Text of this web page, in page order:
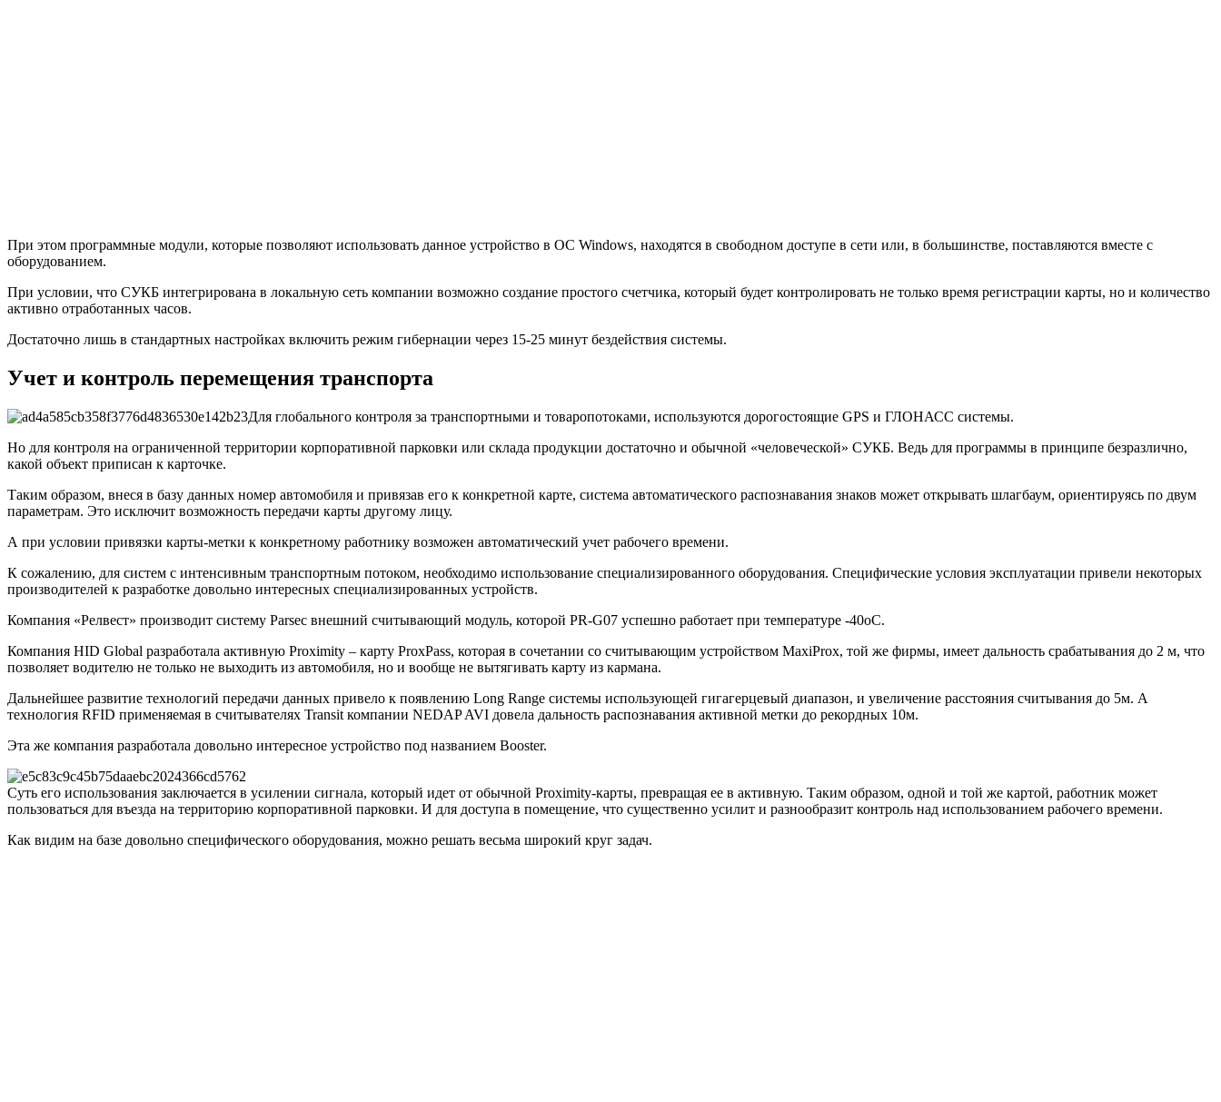
При этом программные модули, которые позволяют использовать данное устройство в ОС Windows, находятся в свободном доступе в сети или, в большинстве, поставляются вместе с
оборудованием.
При условии, что СУКБ интегрирована в локальную сеть компании возможно создание простого счетчика, который будет контролировать не только время регистрации карты, но и количество
активно отработанных часов.
Достаточно лишь в стандартных настройках включить режим гибернации через 15-25 минут бездействия системы.
Учет и контроль перемещения транспорта
Для глобального контроля за транспортными и товаропотоками, используются дорогостоящие GPS и ГЛОНАСС системы.
Но для контроля на ограниченной территории корпоративной парковки или склада продукции достаточно и обычной «человеческой» СУКБ. Ведь для программы в принципе безразлично,
какой объект приписан к карточке.
Таким образом, внеся в базу данных номер автомобиля и привязав его к конкретной карте, система автоматического распознавания знаков может открывать шлагбаум, ориентируясь по двум
параметрам. Это исключит возможность передачи карты другому лицу.
А при условии привязки карты-метки к конкретному работнику возможен автоматический учет рабочего времени.
К сожалению, для систем с интенсивным транспортным потоком, необходимо использование специализированного оборудования. Специфические условия эксплуатации привели некоторых
производителей к разработке довольно интересных специализированных устройств.
Компания «Релвест» производит систему Parsec внешний считывающий модуль, которой PR-G07 успешно работает при температуре -40oС.
Компания HID Global разработала активную Proximity – карту ProxPass, которая в сочетании со считывающим устройством MaxiProx, той же фирмы, имеет дальность срабатывания до 2 м, что
позволяет водителю не только не выходить из автомобиля, но и вообще не вытягивать карту из кармана.
Дальнейшее развитие технологий передачи данных привело к появлению Long Range системы использующей гигагерцевый диапазон, и увеличение расстояния считывания до 5м. А
технология RFID применяемая в считывателях Transit компании NEDAP AVI довела дальность распознавания активной метки до рекордных 10м.
Эта же компания разработала довольно интересное устройство под названием Booster.
Суть его использования заключается в усилении сигнала, который идет от обычной Proximity-карты, превращая ее в активную. Таким образом, одной и той же картой, работник может
пользоваться для въезда на территорию корпоративной парковки. И для доступа в помещение, что существенно усилит и разнообразит контроль над использованием рабочего времени.
Как видим на базе довольно специфического оборудования, можно решать весьма широкий круг задач.